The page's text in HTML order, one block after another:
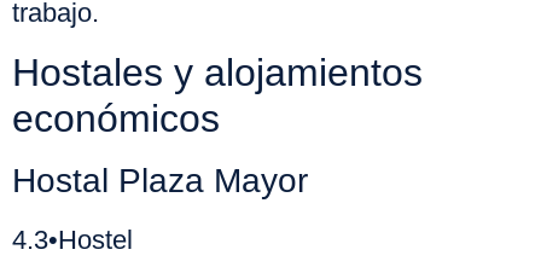
trabajo.
Hostales y alojamientos
económicos
Hostal Plaza Mayor
4.3•Hostel